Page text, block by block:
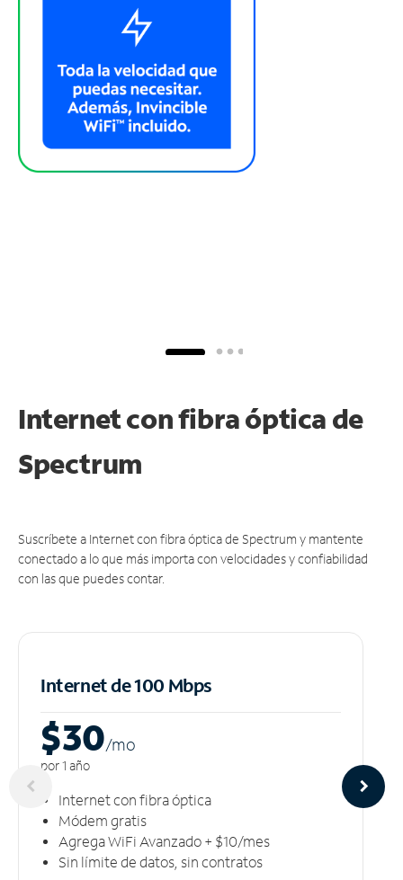
Internet con fibra óptica de
Spectrum
Suscríbete a Internet con fibra óptica de Spectrum y mantente
conectado a lo que más importa con velocidades y confiabilidad
con las que puedes contar.
Internet de 100 Mbps
$30/mo
por 1 año
Internet con fibra óptica
Módem gratis
Agrega WiFi Avanzado + $10/mes
Sin límite de datos, sin contratos